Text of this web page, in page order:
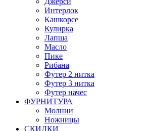
Интерлок
Кашкорсе
Кулирка
Лапша
Масло
Пике
Рибана
Футер 2 нитка
Футер 3 нитка
Футер начес
ФУРНИТУРА
Молнии
Ножницы
СКИДКИ